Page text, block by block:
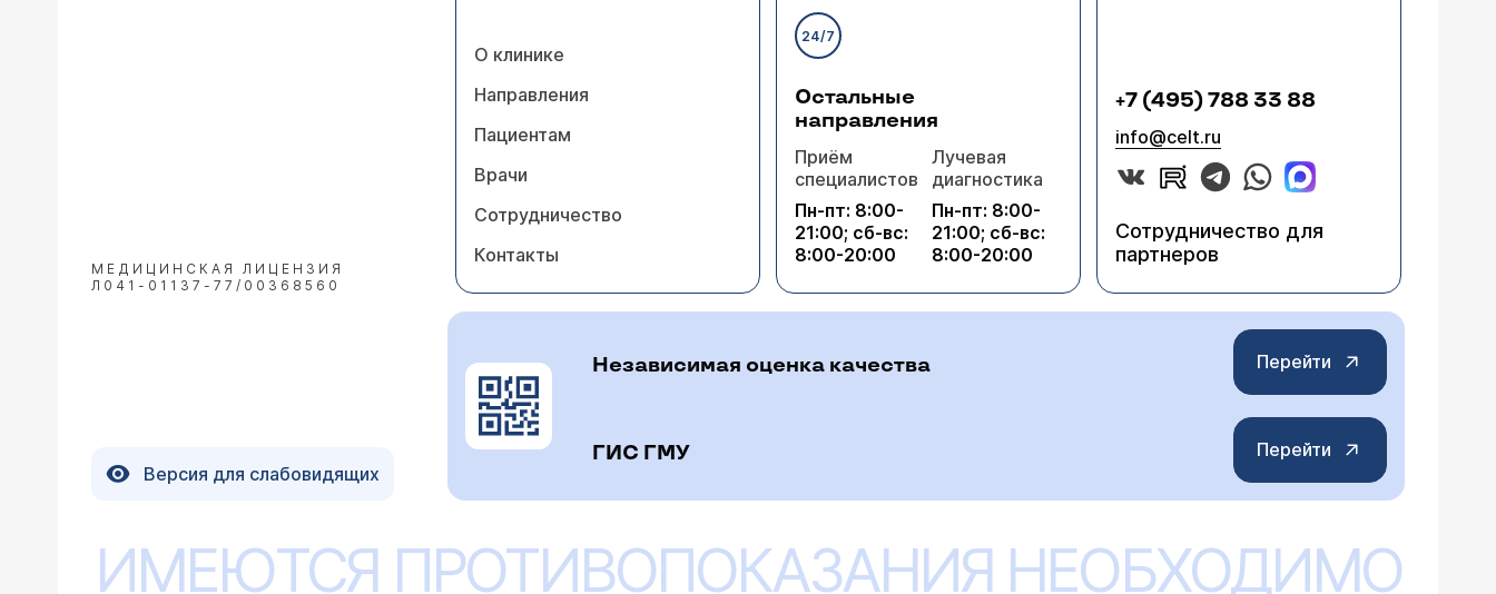
МЕДИЦИНСКАЯ ЛИЦЕНЗИЯ
Л041-01137-77/00368560
О клинике
Направления
Пациентам
Врачи
Сотрудничество
Контакты
24/7
Остальные
направления
Приём
специалистов
Пн-пт: 8:00-
21:00; сб-вс:
8:00-20:00
Лучевая
диагностика
Пн-пт: 8:00-
21:00; сб-вс:
8:00-20:00
+7 (495) 788 33 88
info@celt.ru
Сотрудничество для
партнеров
Версия для слабовидящих
Независимая оценка качества Перейти
ГИС ГМУ Перейти
ИМЕЮТСЯ ПРОТИВОПОКАЗАНИЯ НЕОБХОДИМО